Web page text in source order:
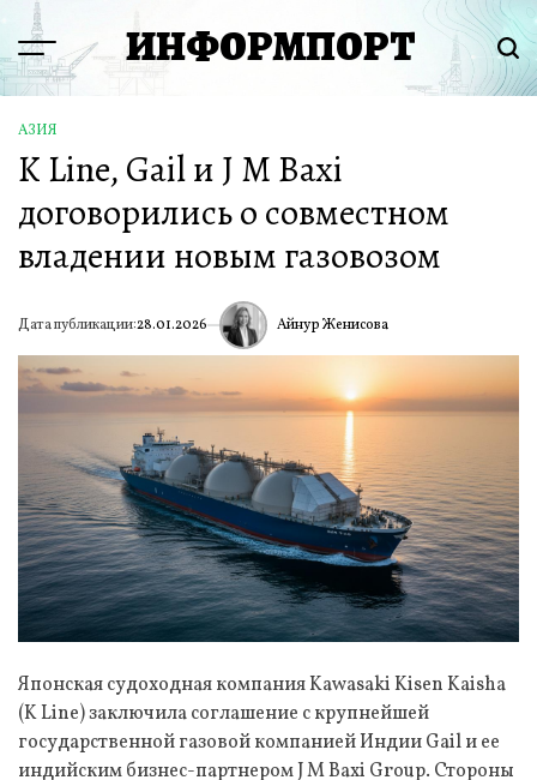
Перейти
содержимому
Menu ИНФОРМПОРТ
ОПУБЛИКОВАНО
В
АЗИЯ
K Line, Gail и J M Baxi
договорились о совместном
владении новым газовозом
Дата публикации:28.01.2026 ИА Айнур Женисова
Японская судоходная компания Kawasaki Kisen Kaisha
(K Line) заключила соглашение с крупнейшей
государственной газовой компанией Индии Gail и ее
индийским бизнес-партнером J M Baxi Group. Стороны